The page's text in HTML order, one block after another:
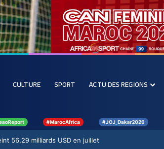
CULTURE SPORT ACTU DES REGIONS
#MarocAfrica #JOJ_Dakar2026
56,29 milliards USD en juillet